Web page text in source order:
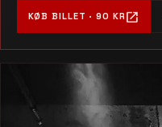
KØB BILLET · 90 KR open_in_new